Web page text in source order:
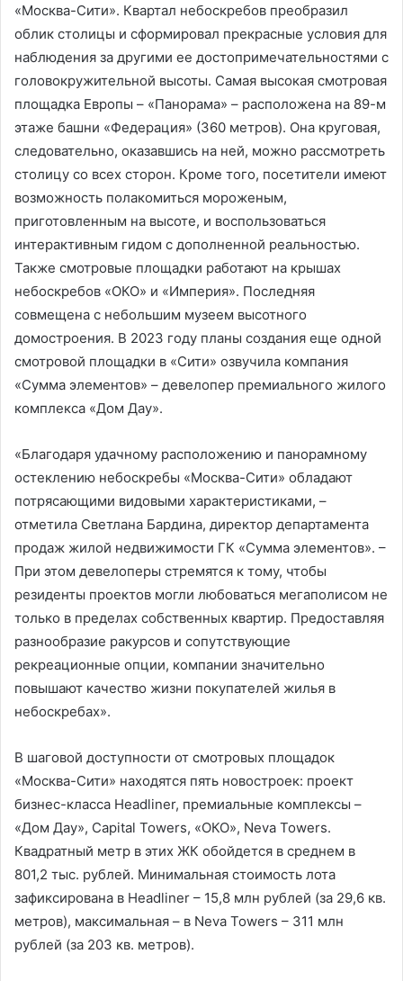
«Москва-Сити». Квартал небоскребов преобразил
облик столицы и сформировал прекрасные условия для
наблюдения за другими ее достопримечательностями с
головокружительной высоты. Самая высокая смотровая
площадка Европы – «Панорама» – расположена на 89-м
этаже башни «Федерация» (360 метров). Она круговая,
следовательно, оказавшись на ней, можно рассмотреть
столицу со всех сторон. Кроме того, посетители имеют
возможность полакомиться мороженым,
приготовленным на высоте, и воспользоваться
интерактивным гидом с дополненной реальностью.
Также смотровые площадки работают на крышах
небоскребов «ОКО» и «Империя». Последняя
совмещена с небольшим музеем высотного
домостроения. В 2023 году планы создания еще одной
смотровой площадки в «Сити» озвучила компания
«Сумма элементов» – девелопер премиального жилого
комплекса «Дом Дау».
«Благодаря удачному расположению и панорамному
остеклению небоскребы «Москва-Сити» обладают
потрясающими видовыми характеристиками, –
отметила Светлана Бардина, директор департамента
продаж жилой недвижимости ГК «Сумма элементов». –
При этом девелоперы стремятся к тому, чтобы
резиденты проектов могли любоваться мегаполисом не
только в пределах собственных квартир. Предоставляя
разнообразие ракурсов и сопутствующие
рекреационные опции, компании значительно
повышают качество жизни покупателей жилья в
небоскребах».
В шаговой доступности от смотровых площадок
«Москва-Сити» находятся пять новостроек: проект
бизнес-класса Headliner, премиальные комплексы –
«Дом Дау», Capital Towers, «ОКО», Neva Towers.
Квадратный метр в этих ЖК обойдется в среднем в
801,2 тыс. рублей. Минимальная стоимость лота
зафиксирована в Headliner – 15,8 млн рублей (за 29,6 кв.
метров), максимальная – в Neva Towers – 311 млн
рублей (за 203 кв. метров).